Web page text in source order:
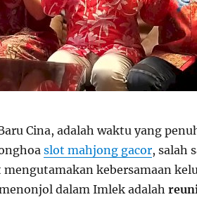
Cina, adalah waktu yang
slot mahjong gacor, salah
kebersamaan
dalam Imlek adalah